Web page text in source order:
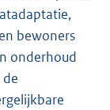
bewoners
onderhoud
de